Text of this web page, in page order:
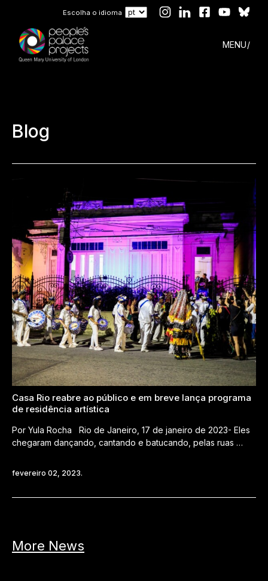
Escolha o idioma
MENU
Blog
Casa Rio reabre ao público e em breve lança programa
de residência artística
Por Yula Rocha Rio de Janeiro, 17 de janeiro de 2023- Eles
chegaram dançando, cantando e batucando, pelas ruas …
fevereiro 02, 2023.
More News